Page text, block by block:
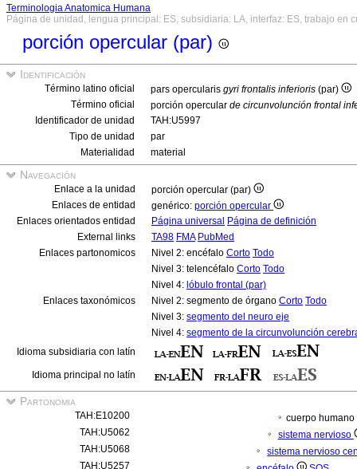
Terminologia Anatomica Humana
Página de unidad, lengua principal: ES, subsidiaria: LA, interfaz: ES, trabajo en
porción opercular (par)
Identificación
Término latino oficial pars opercularis gyri frontalis inferioris (par)
Término oficial
porción opercular de circunvolunción frontal
Identificador de unidad
TAH:U5997
Tipo de unidad
par
Materialidad
material
Navegación
Enlace a la unidad
porción opercular (par)
Enlaces de entidad
genérico: porción opercular
Enlaces orientados entidad
Página universal Página de definición
External links
TA98 FMA PubMed
Enlaces partonomicos
Nivel 2: encéfalo Corto Todo
Nivel 3: telencéfalo Corto Todo
Nivel 4: lóbulo frontal (par)
Enlaces taxonómicos
Nivel 2: segmento de órgano Corto Todo
Nivel 3: segmento del neuro eje
Nivel 4: segmento de la circunvolunción
Idioma subsidiaria con latín
Idioma principal no latín
Partonomia
TAH:E10200
cuerpo humano
TAH:U5062
sistema nervioso
TAH:U5068
sistema nervioso
TAH:U5257